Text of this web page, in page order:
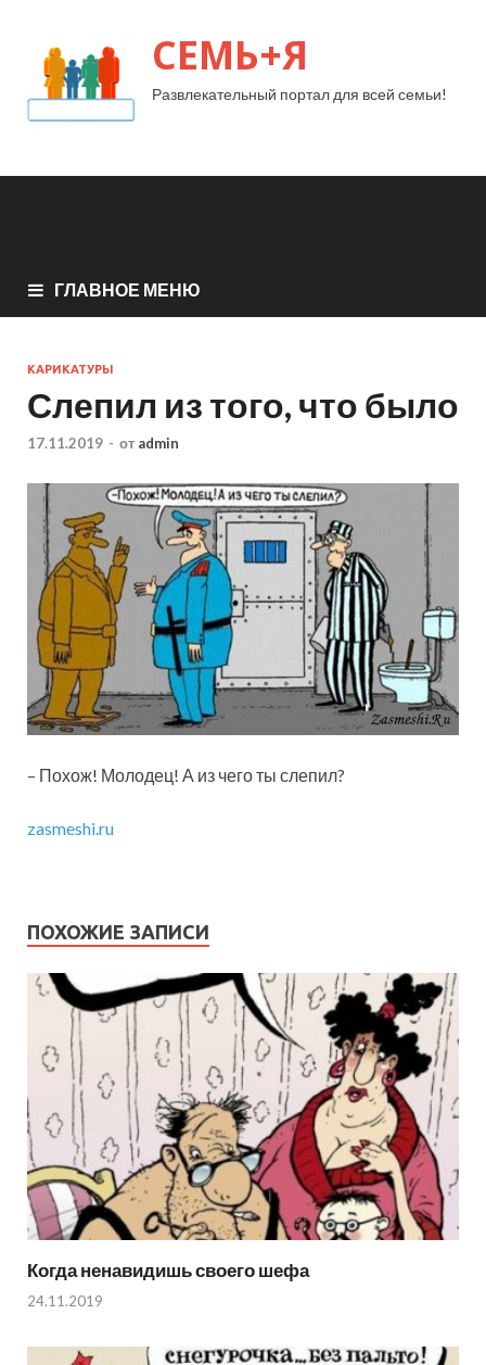
СЕМЬ+Я
Развлекательный портал для всей семьи!
ГЛАВНОЕ МЕНЮ
КАРИКАТУРЫ
Слепил из того, что было
17.11.2019 - от admin
– Похож! Молодец! А из чего ты слепил?
zasmeshi.ru
ПОХОЖИЕ ЗАПИСИ
Когда ненавидишь своего шефа
24.11.2019